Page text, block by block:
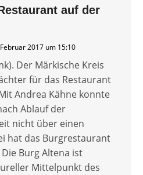
auf der
2017 um 15:10
Der Märkische Kreis
für das Restaurant
Andrea Kähne konnte
Ablauf der
nicht über einen
hat das Burgrestaurant
Burg Altena ist
Mittelpunkt des